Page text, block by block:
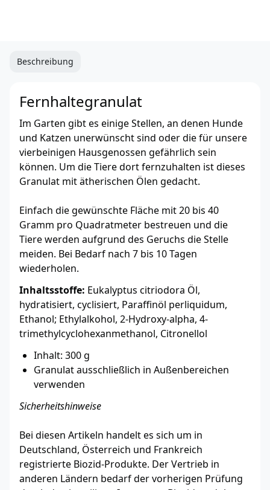
Beschreibung
Fernhaltegranulat
Im Garten gibt es einige Stellen, an denen Hunde
und Katzen unerwünscht sind oder die für unsere
vierbeinigen Hausgenossen gefährlich sein
können. Um die Tiere dort fernzuhalten ist dieses
Granulat mit ätherischen Ölen gedacht.
Einfach die gewünschte Fläche mit 20 bis 40
Gramm pro Quadratmeter bestreuen und die
Tiere werden aufgrund des Geruchs die Stelle
meiden. Bei Bedarf nach 7 bis 10 Tagen
wiederholen.
Inhaltsstoffe: Eukalyptus citriodora Öl,
hydratisiert, cyclisiert, Paraffinöl perliquidum,
Ethanol; Ethylalkohol, 2-Hydroxy-alpha, 4-
trimethylcyclohexanmethanol, Citronellol
Inhalt: 300 g
Granulat ausschließlich in Außenbereichen
verwenden
Sicherheitshinweise
Bei diesen Artikeln handelt es sich um in
Deutschland, Österreich und Frankreich
registrierte Biozid-Produkte. Der Vertrieb in
anderen Ländern bedarf der vorherigen Prüfung